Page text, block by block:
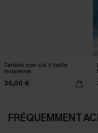
Tankini noir col V taille
moyenne
36,00 €
FRÉQUEMMENT